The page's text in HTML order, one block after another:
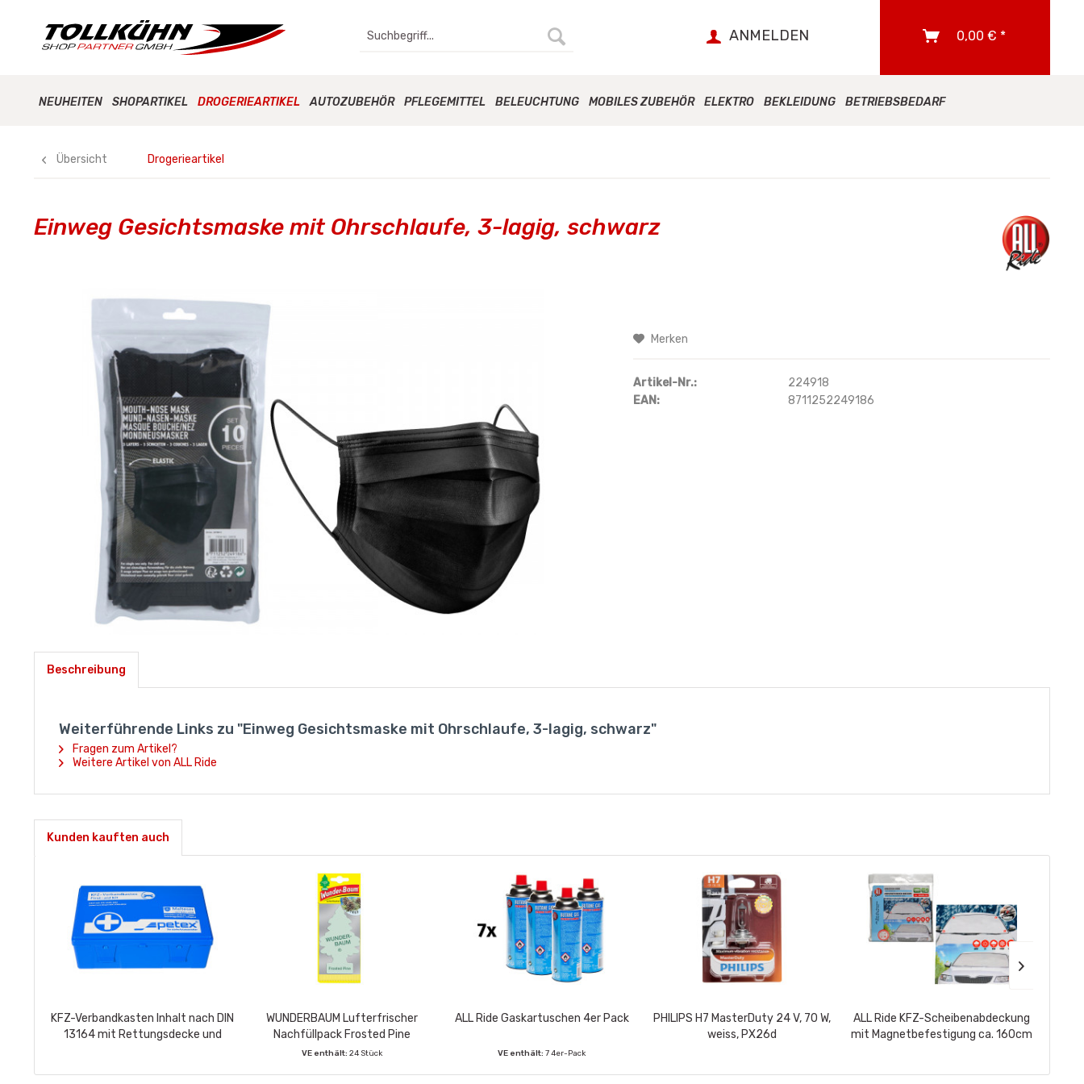
ANMELDEN 0,00 € *
NEUHEITEN SHOPARTIKEL DROGERIEARTIKEL AUTOZUBEHÖR PFLEGEMITTEL BELEUCHTUNG MOBILES ZUBEHÖR ELEKTRO BEKLEIDUNG BETRIEBSBEDARF
Übersicht Drogerieartikel
Einweg Gesichtsmaske mit Ohrschlaufe, 3-lagig, schwarz
Merken
Artikel-Nr.:
224918
EAN:
8711252249186
Beschreibung
Weiterführende Links zu "Einweg Gesichtsmaske mit Ohrschlaufe, 3-lagig, schwarz"
Fragen zum Artikel?
Weitere Artikel von ALL Ride
Kunden kauften auch
KFZ-Verbandkasten Inhalt nach DIN
13164 mit Rettungsdecke und
WUNDERBAUM Lufterfrischer
Nachfüllpack Frosted Pine
VE enthält:24 Stück
ALL Ride Gaskartuschen 4er Pack
VE enthält:7 4er-Pack
PHILIPS H7 MasterDuty 24 V, 70 W,
weiss, PX26d
ALL Ride KFZ-Scheibenabdeckung
mit Magnetbefestigung ca. 160cm